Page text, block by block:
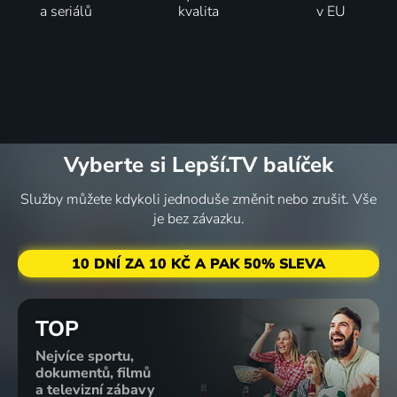
2025 | USA | Komedie
a seriálů
kvalita
v EU
Vyberte si Lepší.TV balíček
Služby můžete kdykoli jednoduše změnit nebo zrušit. Vše
je bez závazku.
10 DNÍ ZA 10 KČ A PAK 50% SLEVA
TOP
Nejvíce sportu,
dokumentů, filmů
a televizní zábavy